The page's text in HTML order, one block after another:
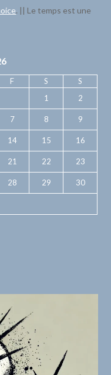
. || Le temps est une
F S
S
1
2
7 8 9
14 15 16
21 22 23
28 29 30